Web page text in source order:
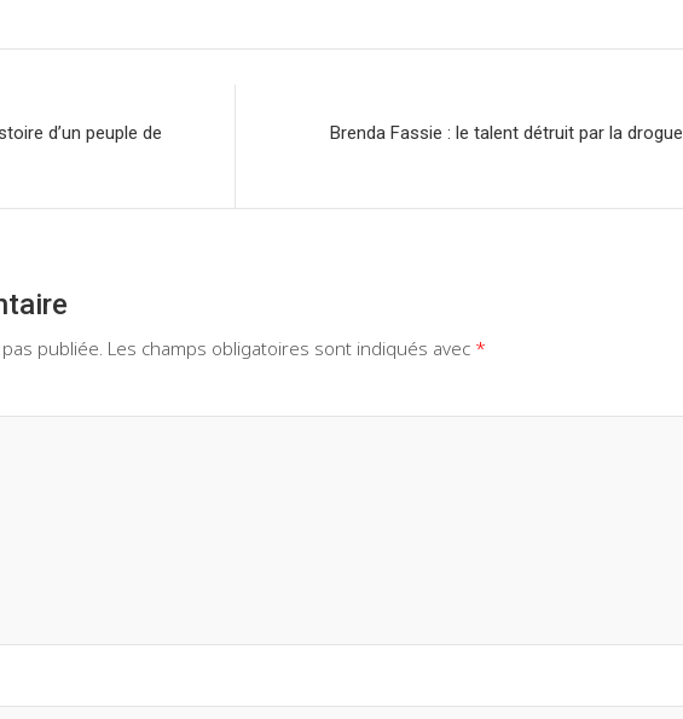
d’un peuple de
Brenda Fassie : le talent détruit par la drogue
publiée. Les champs obligatoires sont indiqués avec *